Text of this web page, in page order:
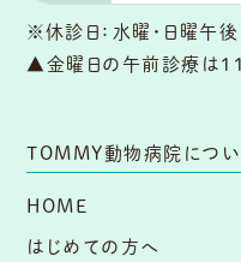
※休診日：水曜・日曜午後
▲金曜日の午前診療は
TOMMY動物病院につ
HOME
はじめての方へ